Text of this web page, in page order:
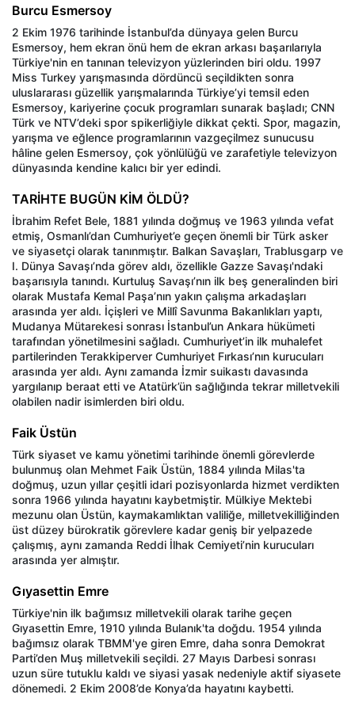
Burcu Esmersoy
2 Ekim 1976 tarihinde İstanbul’da dünyaya gelen Burcu
Esmersoy, hem ekran önü hem de ekran arkası başarılarıyla
Türkiye'nin en tanınan televizyon yüzlerinden biri oldu. 1997
Miss Turkey yarışmasında dördüncü seçildikten sonra
uluslararası güzellik yarışmalarında Türkiye’yi temsil eden
Esmersoy, kariyerine çocuk programları sunarak başladı; CNN
Türk ve NTV’deki spor spikerliğiyle dikkat çekti. Spor, magazin,
yarışma ve eğlence programlarının vazgeçilmez sunucusu
hâline gelen Esmersoy, çok yönlülüğü ve zarafetiyle televizyon
dünyasında kendine kalıcı bir yer edindi.
TARİHTE BUGÜN KİM ÖLDÜ?
İbrahim Refet Bele, 1881 yılında doğmuş ve 1963 yılında vefat
etmiş, Osmanlı’dan Cumhuriyet’e geçen önemli bir Türk asker
ve siyasetçi olarak tanınmıştır. Balkan Savaşları, Trablusgarp ve
I. Dünya Savaşı’nda görev aldı, özellikle Gazze Savaşı'ndaki
başarısıyla tanındı. Kurtuluş Savaşı’nın ilk beş generalinden biri
olarak Mustafa Kemal Paşa’nın yakın çalışma arkadaşları
arasında yer aldı. İçişleri ve Millî Savunma Bakanlıkları yaptı,
Mudanya Mütarekesi sonrası İstanbul’un Ankara hükümeti
tarafından yönetilmesini sağladı. Cumhuriyet’in ilk muhalefet
partilerinden Terakkiperver Cumhuriyet Fırkası’nın kurucuları
arasında yer aldı. Aynı zamanda İzmir suikastı davasında
yargılanıp beraat etti ve Atatürk’ün sağlığında tekrar milletvekili
olabilen nadir isimlerden biri oldu.
Faik Üstün
Türk siyaset ve kamu yönetimi tarihinde önemli görevlerde
bulunmuş olan Mehmet Faik Üstün, 1884 yılında Milas'ta
doğmuş, uzun yıllar çeşitli idari pozisyonlarda hizmet verdikten
sonra 1966 yılında hayatını kaybetmiştir. Mülkiye Mektebi
mezunu olan Üstün, kaymakamlıktan valiliğe, milletvekilliğinden
üst düzey bürokratik görevlere kadar geniş bir yelpazede
çalışmış, aynı zamanda Reddi İlhak Cemiyeti’nin kurucuları
arasında yer almıştır.
Gıyasettin Emre
Türkiye'nin ilk bağımsız milletvekili olarak tarihe geçen
Gıyasettin Emre, 1910 yılında Bulanık'ta doğdu. 1954 yılında
bağımsız olarak TBMM'ye giren Emre, daha sonra Demokrat
Parti’den Muş milletvekili seçildi. 27 Mayıs Darbesi sonrası
uzun süre tutuklu kaldı ve siyasi yasak nedeniyle aktif siyasete
dönemedi. 2 Ekim 2008’de Konya’da hayatını kaybetti.